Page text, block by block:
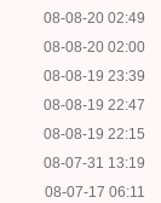
08-08-20 02:49
08-08-20 02:00
08-08-19 23:39
08-08-19 22:47
08-08-19 22:15
08-07-31 13:19
08-07-17 06:11